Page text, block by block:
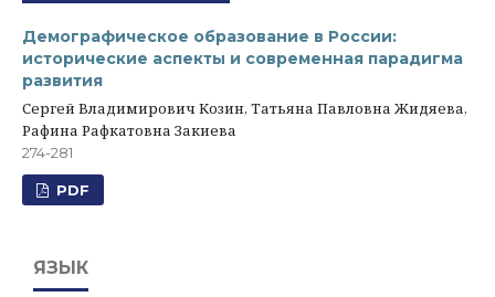
Демографическое образование в России:
исторические аспекты и современная парадигма
развития
Сергей Владимирович Козин, Татьяна Павловна Жидяева,
Рафина Рафкатовна Закиева
274-281
PDF
ЯЗЫК